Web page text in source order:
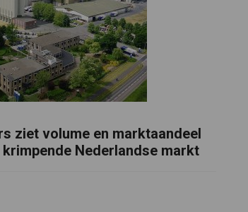
ziet volume en marktaandeel
Nederlandse markt